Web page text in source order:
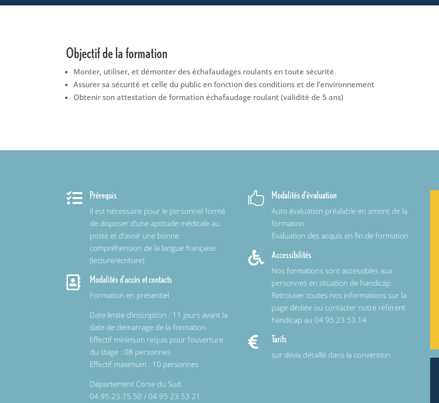
Objectif de la formation
Monter, utiliser, et démonter des échafaudages roulants en toute sécurité
Assurer sa sécurité et celle du public en fonction des conditions et de l’environnement
Obtenir son attestation de formation échafaudage roulant (validité de 5 ans)
 Prérequis
Il est nécessaire pour le personnel formé
de disposer d’une aptitude médicale au
poste et d’avoir une bonne
compréhension de la langue française
(lecture/écriture)
 Modalités d'accès et contacts
Formation en présentiel
Date limite d’inscription : 11 jours avant la
date de démarrage de la formation
Effectif minimum requis pour l’ouverture
du stage : 08 personnes
Effectif maximum : 10 personnes
Département Corse du Sud
04.95.23.75.50 / 04 95 23 53 21
 Modalités d'évaluation
Auto évaluation préalable en amont de la
formation
Évaluation des acquis en fin de formation
 Accessibilités
Nos formations sont accessibles aux
personnes en situation de handicap.
Retrouver toutes nos informations sur la
page dédiée ou contacter notre référent
handicap au 04.95.23.53.14
 Tarifs
sur devis détaillé dans la convention